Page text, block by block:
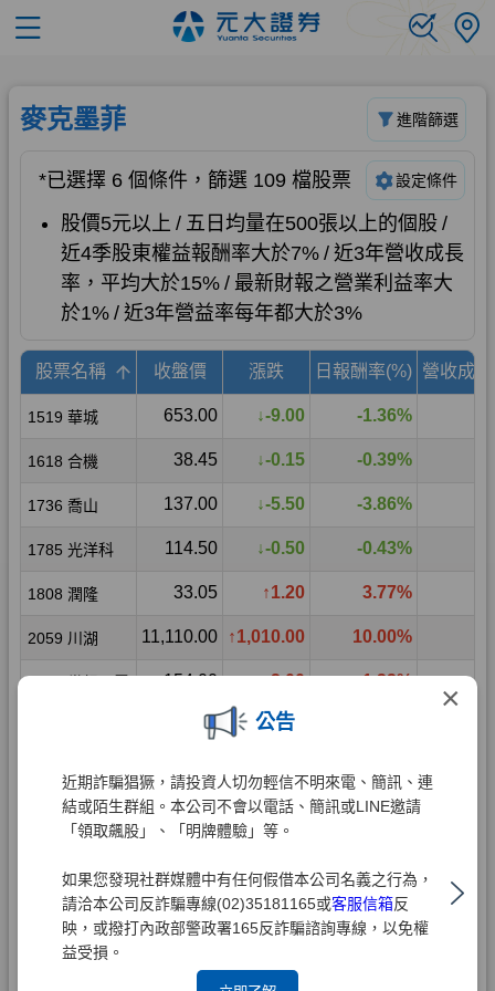
×
公告
近期詐騙猖獗，請投資人切勿輕信不明來電、簡訊、連
結或陌生群組。本公司不會以電話、簡訊或LINE邀請
「領取飆股」、「明牌體驗」等。
如果您發現社群媒體中有任何假借本公司名義之行為，
請洽本公司反詐騙專線(02)35181165或客服信箱反
映，或撥打內政部警政署165反詐騙諮詢專線，以免權
益受損。